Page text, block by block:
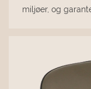
miljøer, og